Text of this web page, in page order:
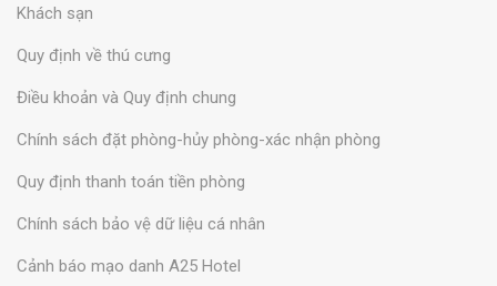
Khách sạn
Quy định về thú cưng
Điều khoản và Quy định chung
Chính sách đặt phòng-hủy phòng-xác nhận phòng
Quy định thanh toán tiền phòng
Chính sách bảo vệ dữ liệu cá nhân
Cảnh báo mạo danh A25 Hotel